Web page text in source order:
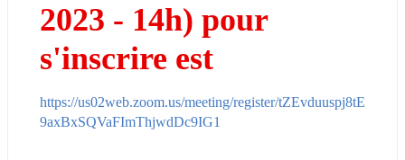
2023 - 14h) pour
s'inscrire est
https://us02web.zoom.us/meeting/register/tZEvduuspj8tE
9axBxSQVaFImThjwdDc9IG1